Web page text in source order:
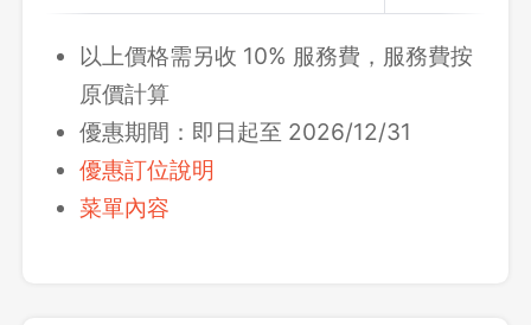
以上價格需另收 10% 服務費，服務費按
原價計算
優惠期間：即日起至 2026/12/31
優惠訂位說明
菜單內容